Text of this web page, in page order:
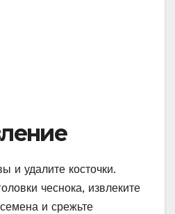
и удалите косточки.
чеснока, извлеките
и срежьте